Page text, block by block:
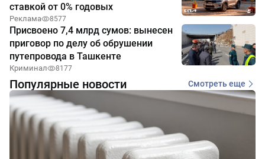
ставкой от 0% годовых
Реклама 8577
Присвоено 7,4 млрд сумов: вынесен
приговор по делу об обрушении
путепровода в Ташкенте
Криминал 8177
Популярные новости Смотреть еще